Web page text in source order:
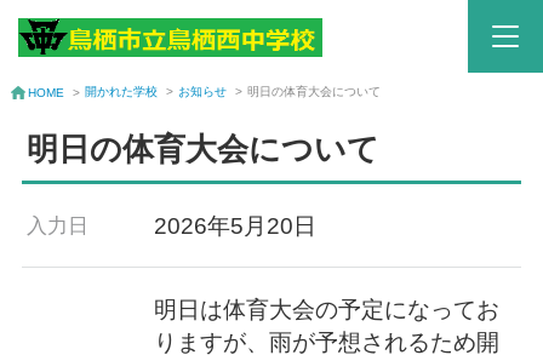
HOME > 開かれた学校 > お知らせ > 明日の体育大会について
明日の体育大会について
入力日 2026年5月20日
明日は体育大会の予定になってお
りますが、雨が予想されるため開